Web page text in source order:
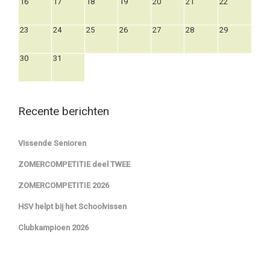
23 24 25 26 27 28 29
30 31
Recente berichten
Vissende Senioren
ZOMERCOMPETITIE deel TWEE
ZOMERCOMPETITIE 2026
HSV helpt bij het Schoolvissen
Clubkampioen 2026